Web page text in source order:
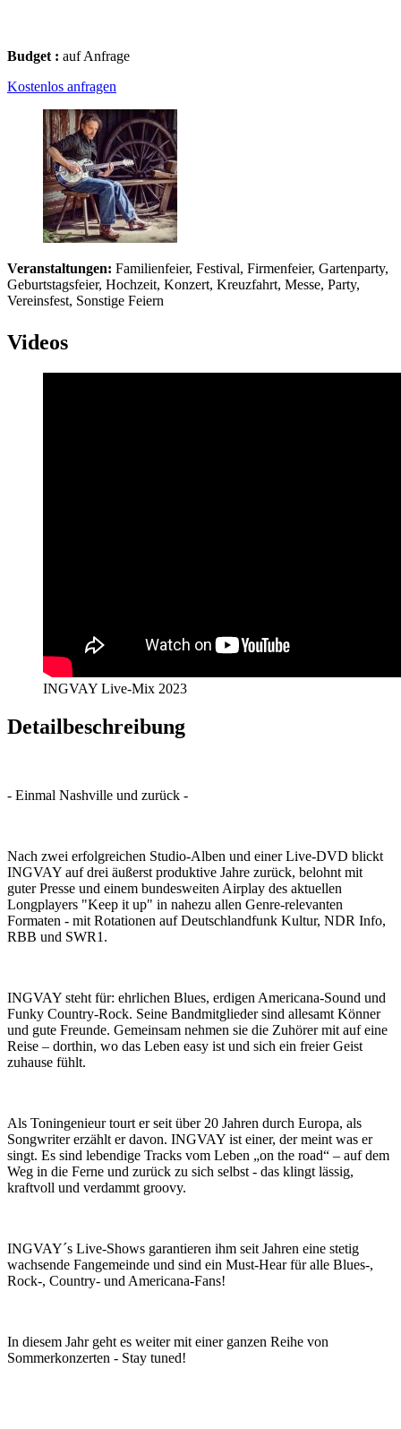
Budget : auf Anfrage
Kostenlos anfragen
Veranstaltungen: Familienfeier, Festival, Firmenfeier, Gartenparty,
Geburtstagsfeier, Hochzeit, Konzert, Kreuzfahrt, Messe, Party,
Vereinsfest, Sonstige Feiern
Videos
INGVAY Live-Mix 2023
Detailbeschreibung
- Einmal Nashville und zurück -
Nach zwei erfolgreichen Studio-Alben und einer Live-DVD blickt
INGVAY auf drei äußerst produktive Jahre zurück, belohnt mit
guter Presse und einem bundesweiten Airplay des aktuellen
Longplayers "Keep it up" in nahezu allen Genre-relevanten
Formaten - mit Rotationen auf Deutschlandfunk Kultur, NDR Info,
RBB und SWR1.
INGVAY steht für: ehrlichen Blues, erdigen Americana-Sound und
Funky Country-Rock. Seine Bandmitglieder sind allesamt Könner
und gute Freunde. Gemeinsam nehmen sie die Zuhörer mit auf eine
Reise – dorthin, wo das Leben easy ist und sich ein freier Geist
zuhause fühlt.
Als Toningenieur tourt er seit über 20 Jahren durch Europa, als
Songwriter erzählt er davon. INGVAY ist einer, der meint was er
singt. Es sind lebendige Tracks vom Leben „on the road“ – auf dem
Weg in die Ferne und zurück zu sich selbst - das klingt lässig,
kraftvoll und verdammt groovy.
INGVAY´s Live-Shows garantieren ihm seit Jahren eine stetig
wachsende Fangemeinde und sind ein Must-Hear für alle Blues-,
Rock-, Country- und Americana-Fans!
In diesem Jahr geht es weiter mit einer ganzen Reihe von
Sommerkonzerten - Stay tuned!